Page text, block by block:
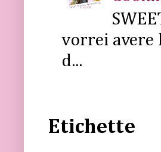
vorrei avere
d...
Etichette